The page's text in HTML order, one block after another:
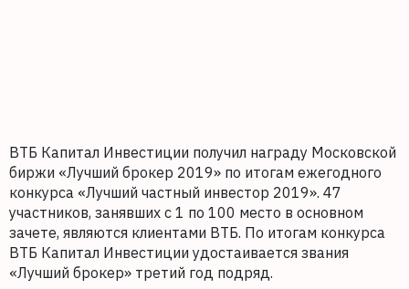
ВТБ Капитал Инвестиции получил награду Московской
биржи «Лучший брокер 2019» по итогам ежегодного
конкурса «Лучший частный инвестор 2019». 47
участников, занявших с 1 по 100 место в основном
зачете, являются клиентами ВТБ. По итогам конкурса
ВТБ Капитал Инвестиции удостаивается звания
«Лучший брокер» третий год подряд.